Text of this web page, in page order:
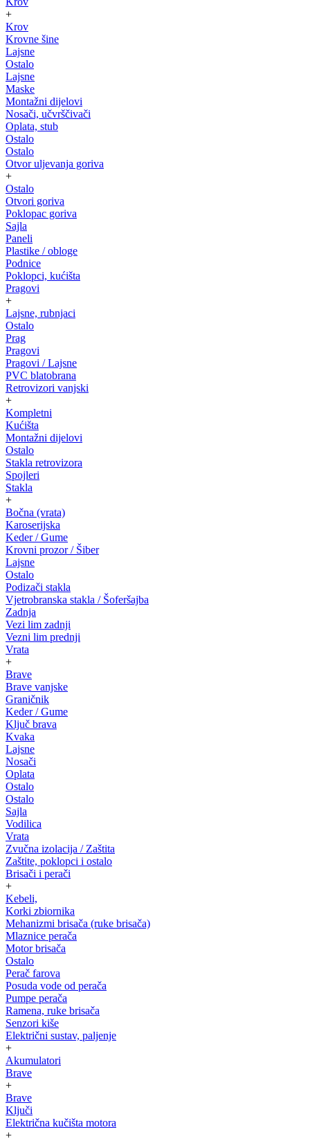
+
Krov
Krovne šine
Lajsne
Ostalo
Lajsne
Maske
Montažni dijelovi
Nosači, učvrščivači
Oplata, stub
Ostalo
Ostalo
Otvor uljevanja goriva
+
Ostalo
Otvori goriva
Poklopac goriva
Sajla
Paneli
Plastike / obloge
Podnice
Poklopci, kućišta
Pragovi
+
Lajsne, rubnjaci
Ostalo
Prag
Pragovi
Pragovi / Lajsne
PVC blatobrana
Retrovizori vanjski
+
Kompletni
Kućišta
Montažni dijelovi
Ostalo
Stakla retrovizora
Spojleri
Stakla
+
Bočna (vrata)
Karoserijska
Keder / Gume
Krovni prozor / Šiber
Lajsne
Ostalo
Podizači stakla
Vjetrobranska stakla / Šoferšajba
Zadnja
Vezi lim zadnji
Vezni lim prednji
Vrata
+
Brave
Brave vanjske
Graničnik
Keder / Gume
Ključ brava
Kvaka
Lajsne
Nosači
Oplata
Ostalo
Ostalo
Sajla
Vodilica
Vrata
Zvučna izolacija / Zaštita
Zaštite, poklopci i ostalo
Brisači i perači
+
Kebeli,
Korki zbiornika
Mehanizmi brisača (ruke brisača)
Mlaznice perača
Motor brisača
Ostalo
Perač farova
Posuda vode od perača
Pumpe perača
Ramena, ruke brisača
Senzori kiše
Električni sustav, paljenje
+
Akumulatori
Brave
+
Brave
Ključi
Električna kučišta motora
+